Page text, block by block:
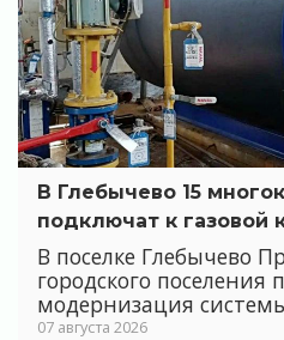
В Глебычево 15
подключат к газовой
В поселке Глебычево
городского поселения
модернизация
07 августа 2026